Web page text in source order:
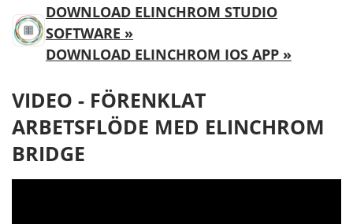
DOWNLOAD ELINCHROM STUDIO
SOFTWARE »
DOWNLOAD ELINCHROM IOS APP »
VIDEO - FÖRENKLAT
ARBETSFLÖDE MED ELINCHROM
BRIDGE